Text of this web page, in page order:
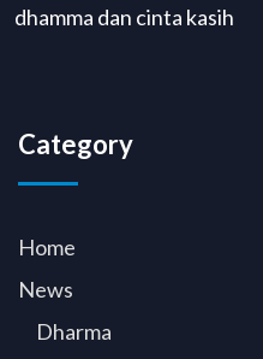
dhamma dan cinta kasih
Category
Home
News
Dharma